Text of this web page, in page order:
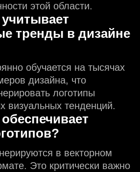
этой области.
тренды в дизайне
обучается на тысячах
дизайна, что
логотипы
визуальных тенденций.
в векторном
Это критически важно